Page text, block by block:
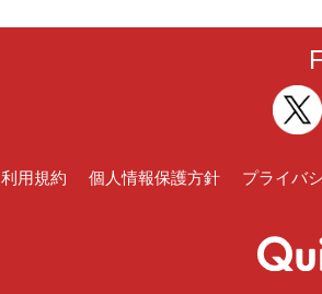
利用規約 個人情報保護方針 プライバ